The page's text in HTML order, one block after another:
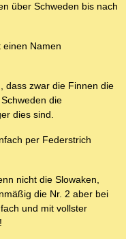
über Schweden bis nach
einen Namen
dass zwar die Finnen die
die
dies sind.
per Federstrich
nicht die Slowaken,
die Nr. 2 aber bei
und mit vollster